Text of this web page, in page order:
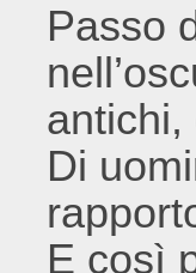
Passo
antichi,
Di
E così